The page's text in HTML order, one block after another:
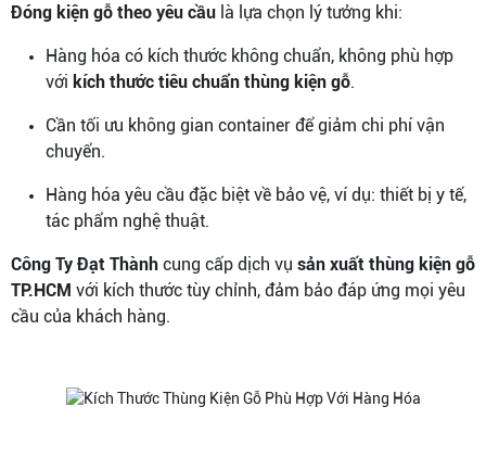
Đóng kiện gỗ theo yêu cầu là lựa chọn lý tưởng khi:
Hàng hóa có kích thước không chuẩn, không phù hợp
với kích thước tiêu chuẩn thùng kiện gỗ.
Cần tối ưu không gian container để giảm chi phí vận
chuyển.
Hàng hóa yêu cầu đặc biệt về bảo vệ, ví dụ: thiết bị y tế,
tác phẩm nghệ thuật.
Công Ty Đạt Thành cung cấp dịch vụ sản xuất thùng kiện gỗ
TP.HCM với kích thước tùy chỉnh, đảm bảo đáp ứng mọi yêu
cầu của khách hàng.